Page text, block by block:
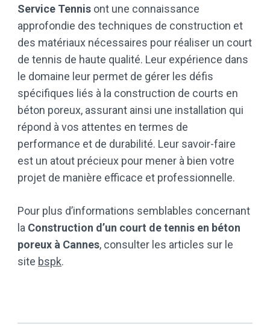
Service Tennis ont une connaissance
approfondie des techniques de construction et
des matériaux nécessaires pour réaliser un court
de tennis de haute qualité. Leur expérience dans
le domaine leur permet de gérer les défis
spécifiques liés à la construction de courts en
béton poreux, assurant ainsi une installation qui
répond à vos attentes en termes de
performance et de durabilité. Leur savoir-faire
est un atout précieux pour mener à bien votre
projet de manière efficace et professionnelle.
Pour plus d’informations semblables concernant
la Construction d’un court de tennis en béton
poreux à Cannes, consulter les articles sur le
site bspk.